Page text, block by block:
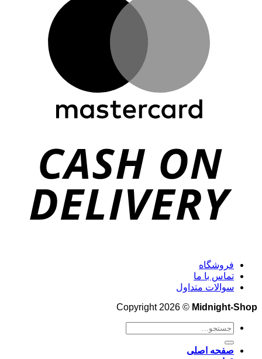
فروشگاه
تماس با ما
سوالات متداول
Copyright 2026 © Midnight-Shop
جستجو
صفحه اصلی